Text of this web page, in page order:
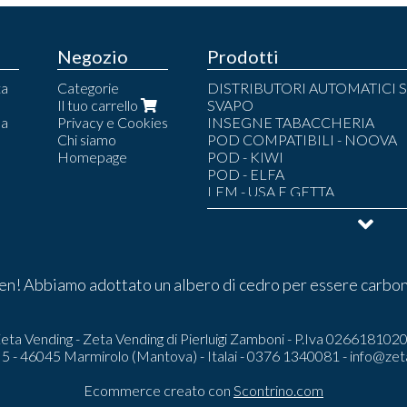
Negozio
Categorie
Il tuo carrello
Privacy e Cookies
Chi siamo
Homepage
Prodotti
DISTRIBUTORI AUTOMATICI
SVAPO
INSEGNE TABACCHERIA
POD COMPATIBILI - NOOVA
POD - KIWI
POD - ELFA
LEM - USA E GETTA
POD - LEM
POUCH
ARMADI BLINDATI
Abbiamo adottato un albero di cedro per essere
Vending - Zeta Vending di Pierluigi Zamboni - P.Iva
- 46045 Marmirolo (Mantova) - Italai - 0376 1340081 -
Ecommerce creato con Scontrino.com